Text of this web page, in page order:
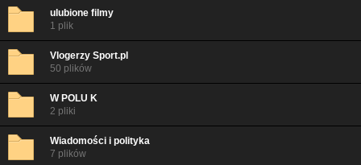
ulubione filmy
1 plik
Vlogerzy Sport.pl
50 plików
W POLU K
2 pliki
Wiadomości i polityka
7 plików